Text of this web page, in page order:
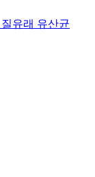
유래 유산균